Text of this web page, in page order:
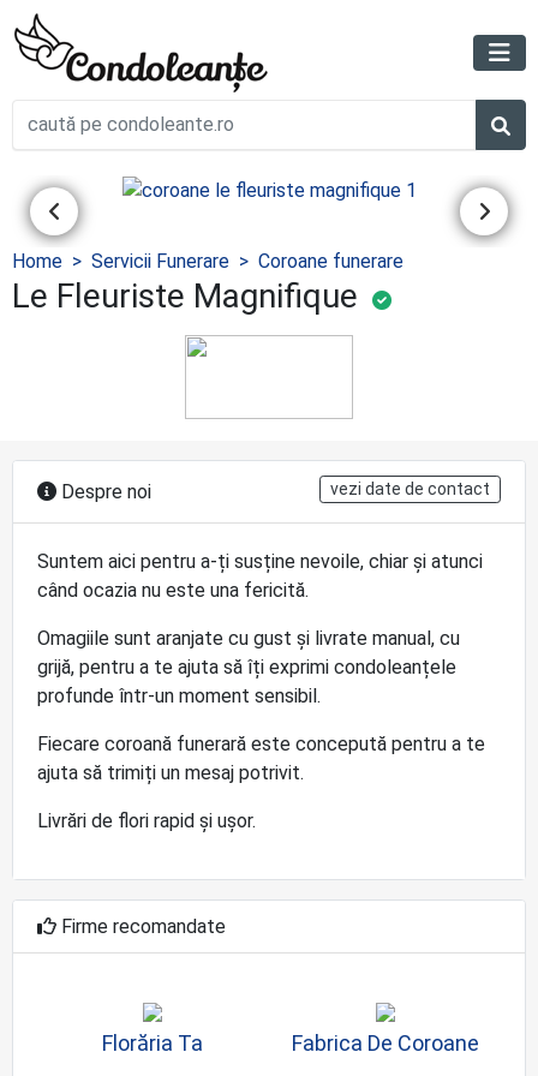
Home Servicii Funerare Coroane funerare
Le Fleuriste Magnifique
Despre noi vezi date de contact
Suntem aici pentru a-ți susține nevoile, chiar și atunci
când ocazia nu este una fericită.
Omagiile sunt aranjate cu gust și livrate manual, cu
grijă, pentru a te ajuta să îți exprimi condoleanțele
profunde într-un moment sensibil.
Fiecare coroană funerară este concepută pentru a te
ajuta să trimiți un mesaj potrivit.
Livrări de flori rapid și ușor.
Firme recomandate
Florăria Ta Fabrica De Coroane